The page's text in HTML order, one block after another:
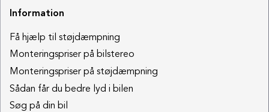
Information
Få hjælp til støjdæmpning
Monteringspriser på bilstereo
Monteringspriser på støjdæmpning
Sådan får du bedre lyd i bilen
Søg på din bil